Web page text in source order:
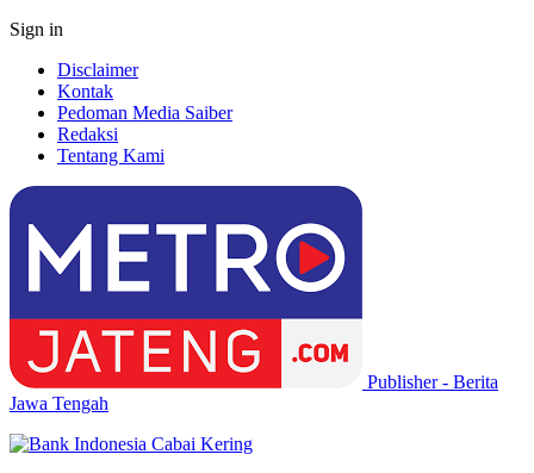
Sign in
Disclaimer
Kontak
Pedoman Media Saiber
Redaksi
Tentang Kami
Publisher - Berita
Jawa Tengah